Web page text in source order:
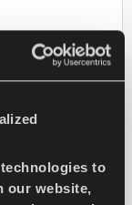
to
our website,